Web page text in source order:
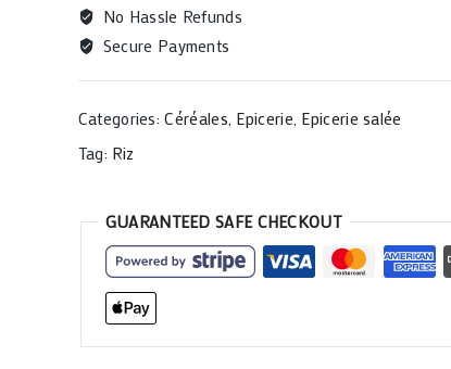
No Hassle Refunds
Secure Payments
Categories:Céréales, Epicerie, Epicerie salée
Tag: Riz
GUARANTEED SAFE CHECKOUT